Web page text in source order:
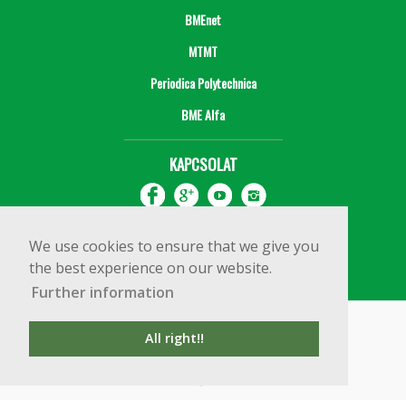
We use cookies to ensure that we give you
the best experience on our website.
Further information
All right!!
BMEnet
MTMT
Periodica Polytechnica
BME Alfa
KAPCSOLAT
Copyright © 2020 BME Építőmérnöki Kar
1111 Budapest, Műegyetem rkp. 3.